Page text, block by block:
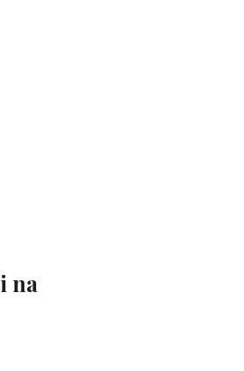
na